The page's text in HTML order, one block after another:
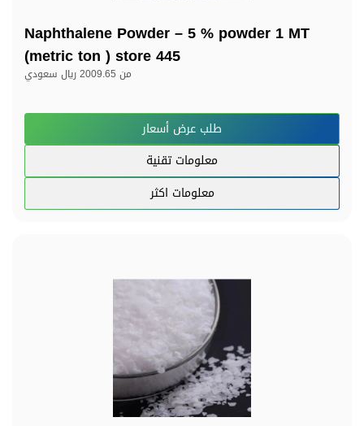
Naphthalene Powder – 5 % powder 1 MT
(metric ton ) store 445
من 2009.65 ريال سعودي
طلب عرض أسعار
معلومات تقنية
معلومات اكثر